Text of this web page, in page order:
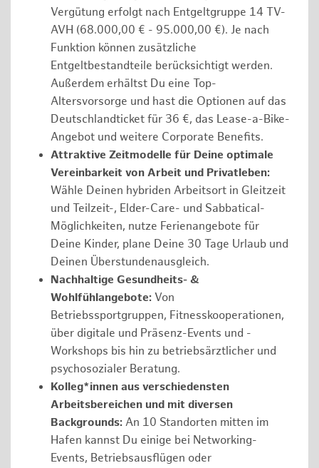
Vergütung erfolgt nach Entgeltgruppe 14 TV-
AVH (68.000,00 € - 95.000,00 €). Je nach
Funktion können zusätzliche
Entgeltbestandteile berücksichtigt werden.
Außerdem erhältst Du eine Top-
Altersvorsorge und hast die Optionen auf das
Deutschlandticket für 36 €, das Lease-a-Bike-
Angebot und weitere Corporate Benefits.
Attraktive Zeitmodelle für Deine optimale
Vereinbarkeit von Arbeit und Privatleben:
Wähle Deinen hybriden Arbeitsort in Gleitzeit
und Teilzeit-, Elder-Care- und Sabbatical-
Möglichkeiten, nutze Ferienangebote für
Deine Kinder, plane Deine 30 Tage Urlaub und
Deinen Überstundenausgleich.
Nachhaltige Gesundheits- &
Wohlfühlangebote: Von
Betriebssportgruppen, Fitnesskooperationen,
über digitale und Präsenz-Events und -
Workshops bis hin zu betriebsärztlicher und
psychosozialer Beratung.
Kolleg*innen aus verschiedensten
Arbeitsbereichen und mit diversen
Backgrounds: An 10 Standorten mitten im
Hafen kannst Du einige bei Networking-
Events, Betriebsausflügen oder